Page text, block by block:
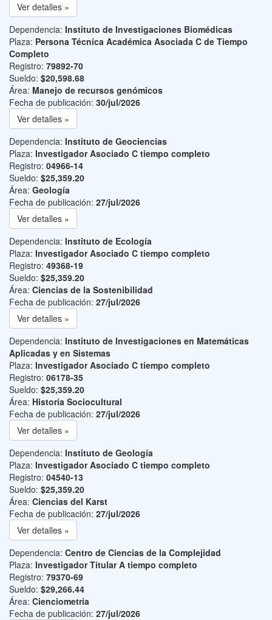
Ver detalles »
Dependencia: Instituto de Investigaciones Biomédicas
Plaza: Persona Técnica Académica Asociada C de Tiempo
Completo
Registro: 79892-70
Sueldo: $20,598.68
Área: Manejo de recursos genómicos
Fecha de publicación: 30/jul/2026
Ver detalles »
Dependencia: Instituto de Geociencias
Plaza: Investigador Asociado C tiempo completo
Registro: 04966-14
Sueldo: $25,359.20
Área: Geología
Fecha de publicación: 27/jul/2026
Ver detalles »
Dependencia: Instituto de Ecología
Plaza: Investigador Asociado C tiempo completo
Registro: 49368-19
Sueldo: $25,359.20
Área: Ciencias de la Sostenibilidad
Fecha de publicación: 27/jul/2026
Ver detalles »
Dependencia: Instituto de Investigaciones en Matemáticas
Aplicadas y en Sistemas
Plaza: Investigador Asociado C tiempo completo
Registro: 06178-35
Sueldo: $25,359.20
Área: Historia Sociocultural
Fecha de publicación: 27/jul/2026
Ver detalles »
Dependencia: Instituto de Geología
Plaza: Investigador Asociado C tiempo completo
Registro: 04540-13
Sueldo: $25,359.20
Área: Ciencias del Karst
Fecha de publicación: 27/jul/2026
Ver detalles »
Dependencia: Centro de Ciencias de la Complejidad
Plaza: Investigador Titular A tiempo completo
Registro: 79370-69
Sueldo: $29,266.44
Área: Cienciometría
Fecha de publicación: 27/jul/2026